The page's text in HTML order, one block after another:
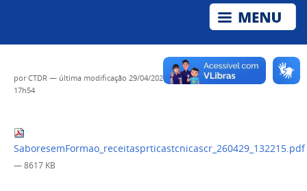
porCTDR — última modificação 29/04/2026
17h54
SaboresemFormao_receitasprticastcnicascr_260429_132215.pdf
— 8617 KB